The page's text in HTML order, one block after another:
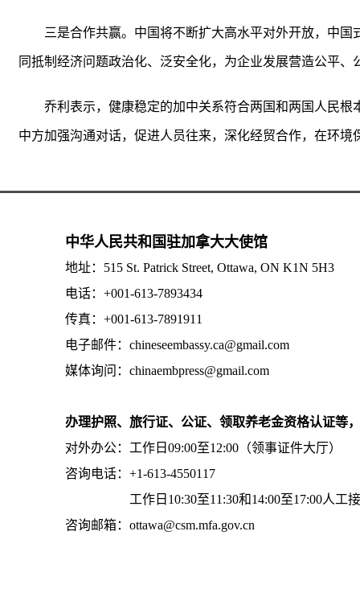
三是合作共赢。中国将不断扩大高水平对外开放，中
同抵制经济问题政治化、泛安全化，为企业发展营造公平、
乔利表示，健康稳定的加中关系符合两国和两国人民
中方加强沟通对话，促进人员往来，深化经贸合作，在环
中华人民共和国驻加拿大大使馆
地址：515 St. Patrick Street, Ottawa, ON K1N 5H3
电话：+001-613-7893434
传真：+001-613-7891911
电子邮件：chineseembassy.ca@gmail.com
媒体询问：chinaembpress@gmail.com
办理护照、旅行证、公证、领取养老金资格认证等
对外办公：工作日09:00至12:00（领事证件大厅）
咨询电话：+1-613-4550117
工作日10:30至11:30和14:00至17:00人工
咨询邮箱：ottawa@csm.mfa.gov.cn